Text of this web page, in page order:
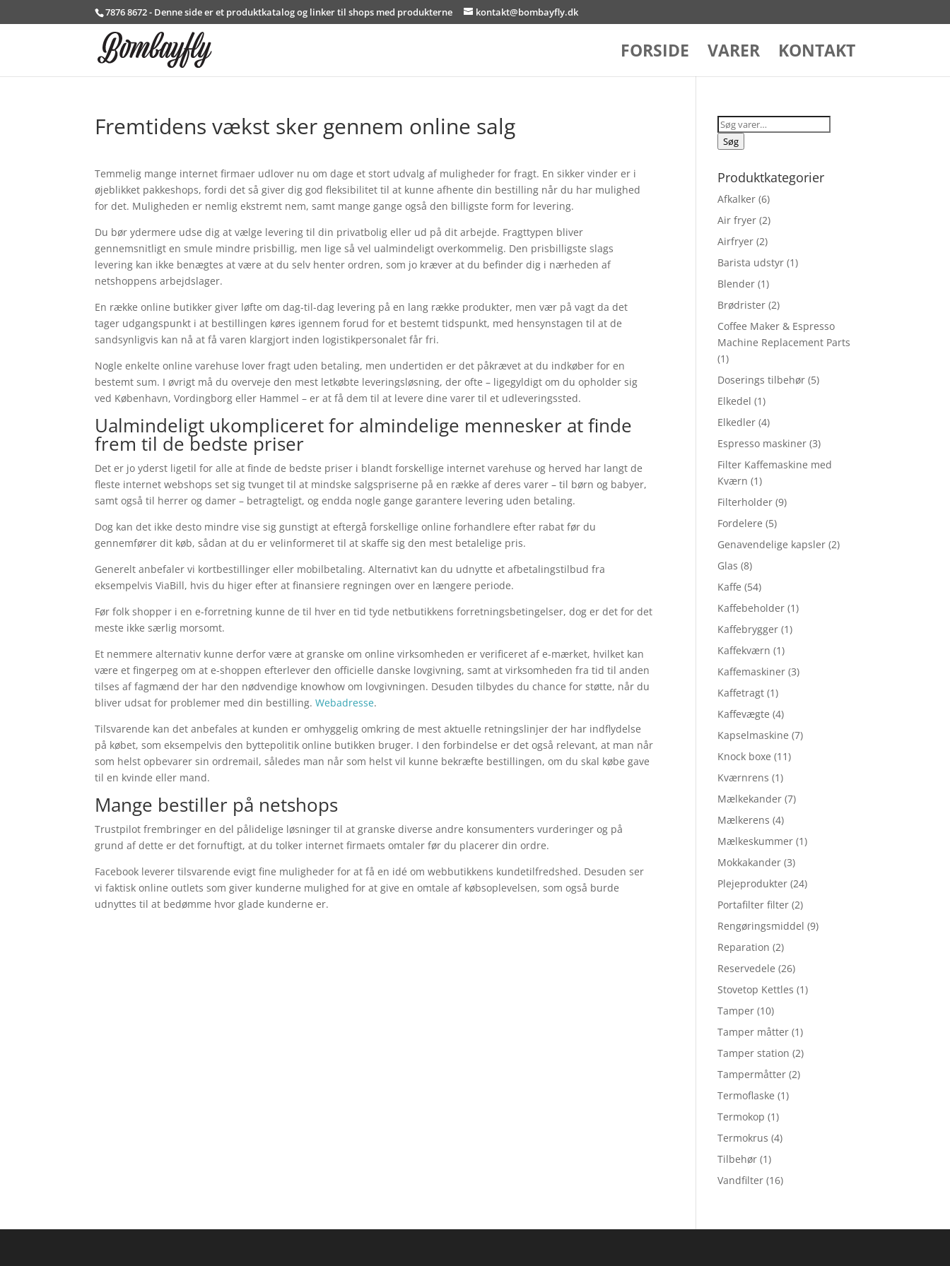
7876 8672 - Denne side er et produktkatalog og linker til shops med produkterne kontakt@bombayfly.dk
FORSIDE VARER KONTAKT
Fremtidens vækst sker gennem online salg
Temmelig mange internet firmaer udlover nu om dage et stort udvalg af muligheder for fragt. En sikker vinder er i
øjeblikket pakkeshops, fordi det så giver dig god fleksibilitet til at kunne afhente din bestilling når du har mulighed
for det. Muligheden er nemlig ekstremt nem, samt mange gange også den billigste form for levering.
Du bør ydermere udse dig at vælge levering til din privatbolig eller ud på dit arbejde. Fragttypen bliver
gennemsnitligt en smule mindre prisbillig, men lige så vel ualmindeligt overkommelig. Den prisbilligste slags
levering kan ikke benægtes at være at du selv henter ordren, som jo kræver at du befinder dig i nærheden af
netshoppens arbejdslager.
En række online butikker giver løfte om dag-til-dag levering på en lang række produkter, men vær på vagt da det
tager udgangspunkt i at bestillingen køres igennem forud for et bestemt tidspunkt, med hensynstagen til at de
sandsynligvis kan nå at få varen klargjort inden logistikpersonalet får fri.
Nogle enkelte online varehuse lover fragt uden betaling, men undertiden er det påkrævet at du indkøber for en
bestemt sum. I øvrigt må du overveje den mest letkøbte leveringsløsning, der ofte – ligegyldigt om du opholder sig
ved København, Vordingborg eller Hammel – er at få dem til at levere dine varer til et udleveringssted.
Ualmindeligt ukompliceret for almindelige mennesker at finde
frem til de bedste priser
Det er jo yderst ligetil for alle at finde de bedste priser i blandt forskellige internet varehuse og herved har langt de
fleste internet webshops set sig tvunget til at mindske salgspriserne på en række af deres varer – til børn og babyer,
samt også til herrer og damer – betragteligt, og endda nogle gange garantere levering uden betaling.
Dog kan det ikke desto mindre vise sig gunstigt at eftergå forskellige online forhandlere efter rabat før du
gennemfører dit køb, sådan at du er velinformeret til at skaffe sig den mest betalelige pris.
Generelt anbefaler vi kortbestillinger eller mobilbetaling. Alternativt kan du udnytte et afbetalingstilbud fra
eksempelvis ViaBill, hvis du higer efter at finansiere regningen over en længere periode.
Før folk shopper i en e-forretning kunne de til hver en tid tyde netbutikkens forretningsbetingelser, dog er det for det
meste ikke særlig morsomt.
Et nemmere alternativ kunne derfor være at granske om online virksomheden er verificeret af e-mærket, hvilket kan
være et fingerpeg om at e-shoppen efterlever den officielle danske lovgivning, samt at virksomheden fra tid til anden
tilses af fagmænd der har den nødvendige knowhow om lovgivningen. Desuden tilbydes du chance for støtte, når du
bliver udsat for problemer med din bestilling.Webadresse.
Tilsvarende kan det anbefales at kunden er omhyggelig omkring de mest aktuelle retningslinjer der har indflydelse
på købet, som eksempelvis den byttepolitik online butikken bruger. I den forbindelse er det også relevant, at man når
som helst opbevarer sin ordremail, således man når som helst vil kunne bekræfte bestillingen, om du skal købe gave
til en kvinde eller mand.
Mange bestiller på netshops
Trustpilot frembringer en del pålidelige løsninger til at granske diverse andre konsumenters vurderinger og på
grund af dette er det fornuftigt, at du tolker internet firmaets omtaler før du placerer din ordre.
Facebook leverer tilsvarende evigt fine muligheder for at få en idé om webbutikkens kundetilfredshed. Desuden ser
vi faktisk online outlets som giver kunderne mulighed for at give en omtale af købsoplevelsen, som også burde
udnyttes til at bedømme hvor glade kunderne er.
Søg
efter:
Søg
Produktkategorier
Afkalker (6)
Air fryer (2)
Airfryer (2)
Barista udstyr (1)
Blender (1)
Brødrister (2)
Coffee Maker & Espresso
Machine Replacement Parts
(1)
Doserings tilbehør (5)
Elkedel (1)
Elkedler (4)
Espresso maskiner (3)
Filter Kaffemaskine med
Kværn (1)
Filterholder (9)
Fordelere (5)
Genavendelige kapsler (2)
Glas (8)
Kaffe (54)
Kaffebeholder (1)
Kaffebrygger (1)
Kaffekværn (1)
Kaffemaskiner (3)
Kaffetragt (1)
Kaffevægte (4)
Kapselmaskine (7)
Knock boxe (11)
Kværnrens (1)
Mælkekander (7)
Mælkerens (4)
Mælkeskummer (1)
Mokkakander (3)
Plejeprodukter (24)
Portafilter filter (2)
Rengøringsmiddel (9)
Reparation (2)
Reservedele (26)
Stovetop Kettles (1)
Tamper (10)
Tamper måtter (1)
Tamper station (2)
Tampermåtter (2)
Termoflaske (1)
Termokop (1)
Termokrus (4)
Tilbehør (1)
Vandfilter (16)